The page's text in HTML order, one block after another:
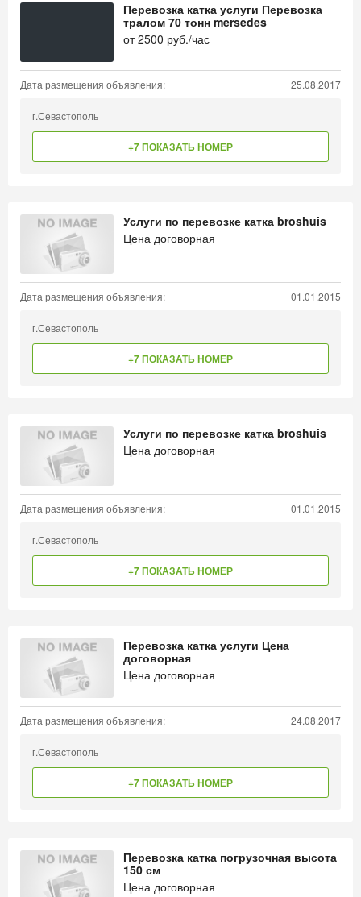
Перевозка катка услуги Перевозка
тралом 70 тонн mersedes
от2500 руб./час
Дата размещения объявления: 25.08.2017
г.Севастополь
+7 ПОКАЗАТЬ НОМЕР
Услуги по перевозке катка broshuis
Цена договорная
Дата размещения объявления: 01.01.2015
г.Севастополь
+7 ПОКАЗАТЬ НОМЕР
Услуги по перевозке катка broshuis
Цена договорная
Дата размещения объявления: 01.01.2015
г.Севастополь
+7 ПОКАЗАТЬ НОМЕР
Перевозка катка услуги Цена
договорная
Цена договорная
Дата размещения объявления: 24.08.2017
г.Севастополь
+7 ПОКАЗАТЬ НОМЕР
Перевозка катка погрузочная высота
150 см
Цена договорная